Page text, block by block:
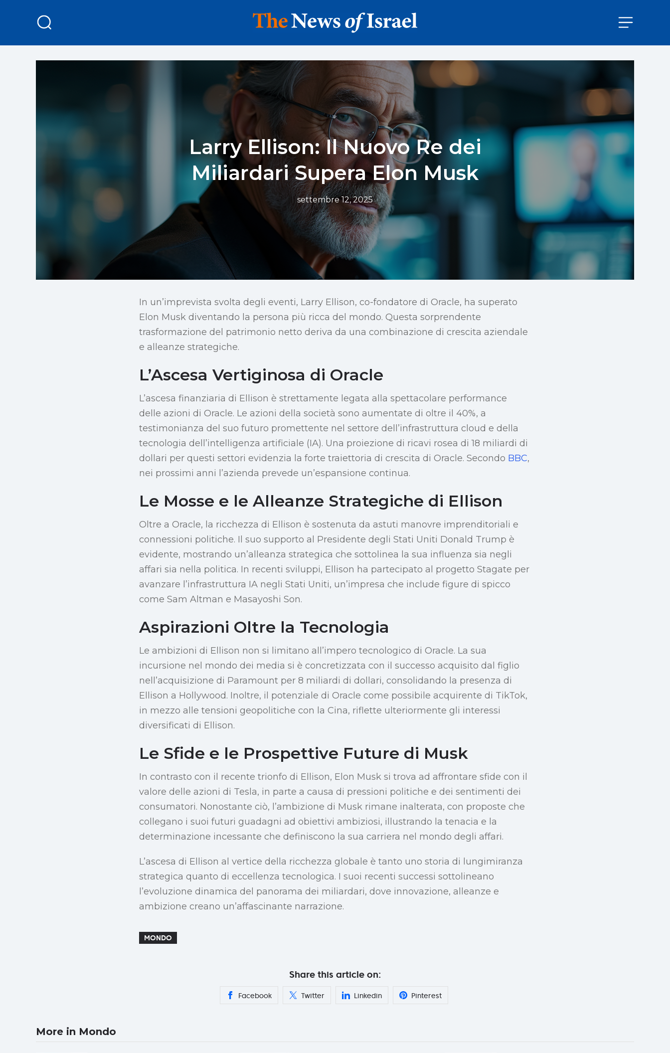
Larry Ellison: Il Nuovo Re dei
Miliardari Supera Elon Musk
settembre 12, 2025
In un’imprevista svolta degli eventi, Larry Ellison, co-fondatore di Oracle, ha superato
Elon Musk diventando la persona più ricca del mondo. Questa sorprendente
trasformazione del patrimonio netto deriva da una combinazione di crescita aziendale
e alleanze strategiche.
L’Ascesa Vertiginosa di Oracle
L’ascesa finanziaria di Ellison è strettamente legata alla spettacolare performance
delle azioni di Oracle. Le azioni della società sono aumentate di oltre il 40%, a
testimonianza del suo futuro promettente nel settore dell’infrastruttura cloud e della
tecnologia dell’intelligenza artificiale (IA). Una proiezione di ricavi rosea di 18 miliardi di
dollari per questi settori evidenzia la forte traiettoria di crescita di Oracle. Secondo BBC,
nei prossimi anni l’azienda prevede un’espansione continua.
Le Mosse e le Alleanze Strategiche di Ellison
Oltre a Oracle, la ricchezza di Ellison è sostenuta da astuti manovre imprenditoriali e
connessioni politiche. Il suo supporto al Presidente degli Stati Uniti Donald Trump è
evidente, mostrando un’alleanza strategica che sottolinea la sua influenza sia negli
affari sia nella politica. In recenti sviluppi, Ellison ha partecipato al progetto Stagate per
avanzare l’infrastruttura IA negli Stati Uniti, un’impresa che include figure di spicco
come Sam Altman e Masayoshi Son.
Aspirazioni Oltre la Tecnologia
Le ambizioni di Ellison non si limitano all’impero tecnologico di Oracle. La sua
incursione nel mondo dei media si è concretizzata con il successo acquisito dal figlio
nell’acquisizione di Paramount per 8 miliardi di dollari, consolidando la presenza di
Ellison a Hollywood. Inoltre, il potenziale di Oracle come possibile acquirente di TikTok,
in mezzo alle tensioni geopolitiche con la Cina, riflette ulteriormente gli interessi
diversificati di Ellison.
Le Sfide e le Prospettive Future di Musk
In contrasto con il recente trionfo di Ellison, Elon Musk si trova ad affrontare sfide con il
valore delle azioni di Tesla, in parte a causa di pressioni politiche e dei sentimenti dei
consumatori. Nonostante ciò, l’ambizione di Musk rimane inalterata, con proposte che
collegano i suoi futuri guadagni ad obiettivi ambiziosi, illustrando la tenacia e la
determinazione incessante che definiscono la sua carriera nel mondo degli affari.
L’ascesa di Ellison al vertice della ricchezza globale è tanto uno storia di lungimiranza
strategica quanto di eccellenza tecnologica. I suoi recenti successi sottolineano
l’evoluzione dinamica del panorama dei miliardari, dove innovazione, alleanze e
ambizione creano un’affascinante narrazione.
MONDO
Share this article on:
Facebook Twitter Linkedin Pinterest
More in Mondo